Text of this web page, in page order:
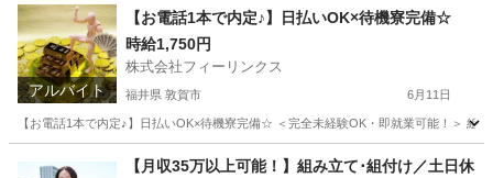
広島 広島市 工場 時給
アルバイト
【お電話1本で内定♪】日払いOK×待機寮完備☆
時給1,750円
株式会社フィーリンクス
福井県 敦賀市 6月11日
【お電話1本で内定♪】日払いOK×待機寮完備☆ ＜完全未経験OK・即就業可能！＞
工場 時給
【月収35万以上可能！】組み立て･組付け／土日休